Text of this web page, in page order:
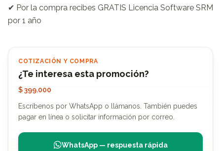
✔ Por la compra recibes GRATIS Licencia Software SRM
por 1 año
COTIZACIÓN Y COMPRA
¿Te interesa esta promoción?
$ 399.000
Escríbenos por WhatsApp o llámanos. También puedes
pagar en línea o solicitar información por correo.
WhatsApp — respuesta rápida